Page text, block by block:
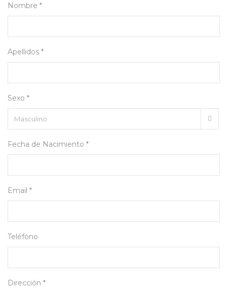
Nombre *
Apellidos *
Sexo *
Fecha de Nacimiento *
Email *
Teléfono
Dirección *